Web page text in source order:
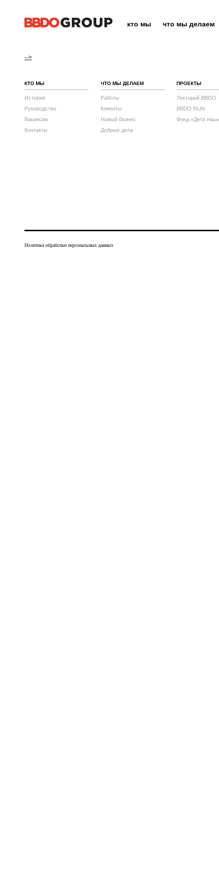
кто мы что мы делаем
-->
КТО МЫ
История
Руководство
Вакансии
Контакты
ЧТО МЫ ДЕЛАЕМ
Работы
Клиенты
Новый бизнес
Добрые дела
ПРОЕКТЫ
Лекторий BBDO
BBDO RUN
Фонд «Дети
Политика обработки персональных данных